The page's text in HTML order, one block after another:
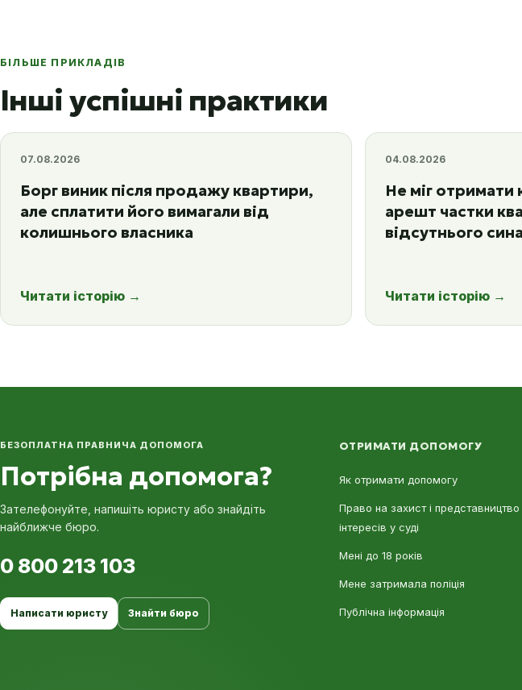
БІЛЬШЕ ПРИКЛАДІВ
Інші успішні практики
07.08.2026
Борг виник після продажу квартири,
але сплатити його вимагали від
колишнього власника
Читати історію →
04.08.2026
Не міг
арешт частки
відсутнього сина
Читати історію →
БЕЗОПЛАТНА ПРАВНИЧА ДОПОМОГА
Потрібна допомога?
Зателефонуйте, напишіть юристу або знайдіть
найближче бюро.
0 800 213 103
Написати юристу Знайти бюро
ОТРИМАТИ ДОПОМОГУ
Як отримати допомогу
Право на захист і представництво
інтересів у суді
Мені до 18 років
Мене затримала поліція
Публічна інформація